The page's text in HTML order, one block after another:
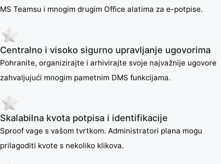
MS Teamsu i mnogim drugim Office alatima za e-potpise.
Centralno i visoko sigurno upravljanje ugovorima
Pohranite, organizirajte i arhivirajte svoje najvažnije ugovore
zahvaljujući mnogim pametnim DMS funkcijama.
Skalabilna kvota potpisa i identifikacije
Sproof vage s vašom tvrtkom. Administratori plana mogu
prilagoditi kvote s nekoliko klikova.